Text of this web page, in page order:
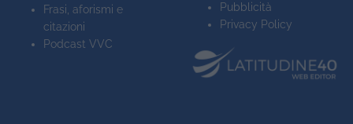
Frasi, aforismi e
citazioni
Podcast VVC
Pubblicità
Privacy Policy